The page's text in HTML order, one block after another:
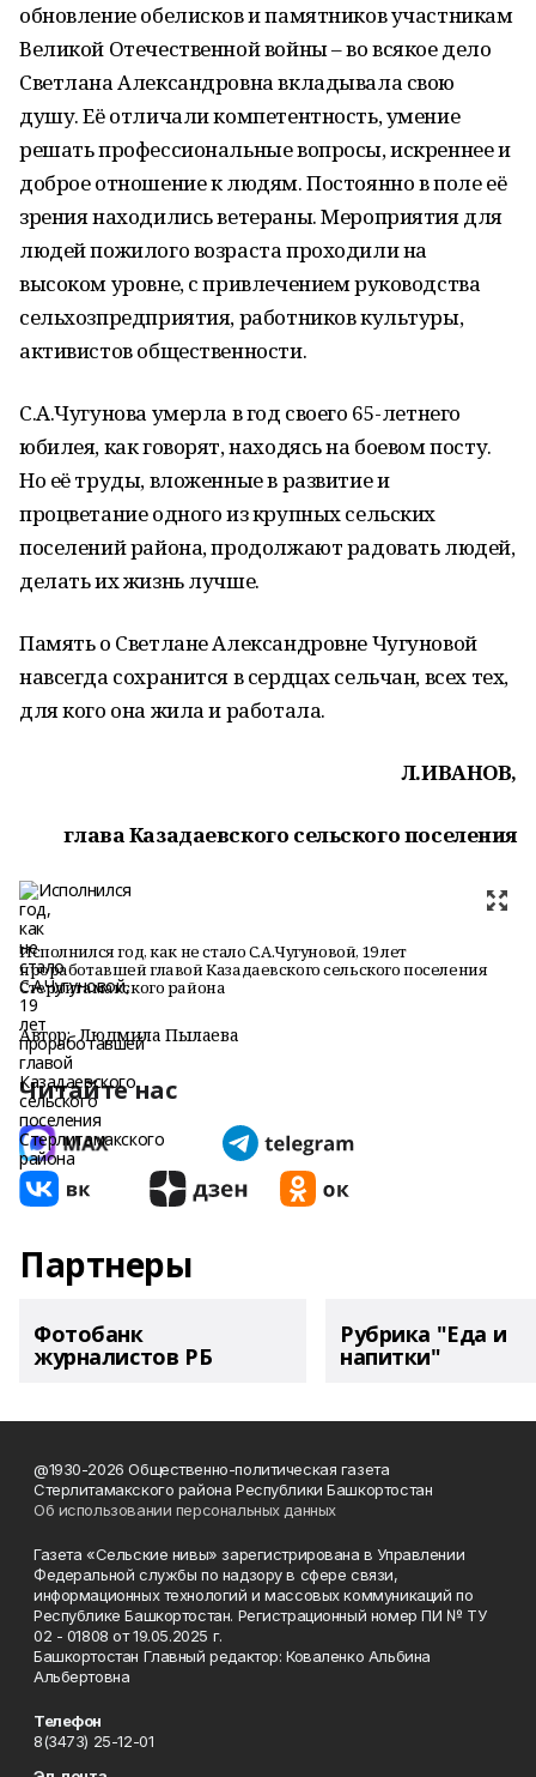
обновление обелисков и памятников участникам
Великой Отечественной войны – во всякое дело
Светлана Александровна вкладывала свою
душу. Её отличали компетентность, умение
решать профессиональные вопросы, искреннее и
доброе отношение к людям. Постоянно в поле её
зрения находились ветераны. Мероприятия для
людей пожилого возраста проходили на
высоком уровне, с привлечением руководства
сельхозпредприятия, работников культуры,
активистов общественности.
С.А.Чугунова умерла в год своего 65-летнего
юбилея, как говорят, находясь на боевом посту.
Но её труды, вложенные в развитие и
процветание одного из крупных сельских
поселений района, продолжают радовать людей,
делать их жизнь лучше.
Память о Светлане Александровне Чугуновой
навсегда сохранится в сердцах сельчан, всех тех,
для кого она жила и работала.
Л.ИВАНОВ,
глава Казадаевского сельского поселения
Исполнился год, как не стало С.А.Чугуновой, 19 лет
проработавшей главой Казадаевского сельского поселения
Стерлитамакского района
Автор: Людмила Пылаева
Читайте нас
Партнеры
Фотобанк
журналистов РБ
Рубрика "Еда и
напитки"
@1930-2026 Общественно-политическая газета
Стерлитамакского района Республики Башкортостан
Об использовании персональных данных
Газета «Сельские нивы» зарегистрирована в Управлении
Федеральной службы по надзору в сфере связи,
информационных технологий и массовых коммуникаций по
Республике Башкортостан. Регистрационный номер ПИ № ТУ
02 - 01808 от 19.05.2025 г.
Башкортостан Главный редактор: Коваленко Альбина
Альбертовна
Телефон
8(3473) 25-12-01